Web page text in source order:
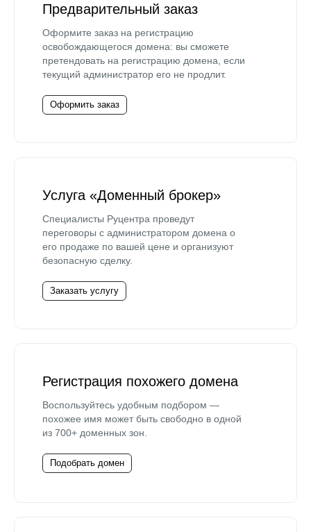
Предварительный заказ
Оформите заказ на регистрацию
освобождающегося домена: вы сможете
претендовать на регистрацию домена, если
текущий администратор его не продлит.
Оформить заказ
Услуга «Доменный брокер»
Специалисты Руцентра проведут
переговоры с администратором домена о
его продаже по вашей цене и организуют
безопасную сделку.
Заказать услугу
Регистрация похожего домена
Воспользуйтесь удобным подбором —
похожее имя может быть свободно в одной
из 700+ доменных зон.
Подобрать домен